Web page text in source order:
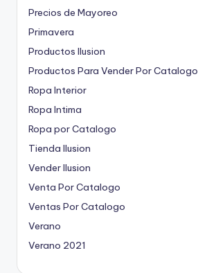
Precios de Mayoreo
Primavera
Productos Ilusion
Productos Para Vender Por Catalogo
Ropa Interior
Ropa Intima
Ropa por Catalogo
Tienda Ilusion
Vender Ilusion
Venta Por Catalogo
Ventas Por Catalogo
Verano
Verano 2021